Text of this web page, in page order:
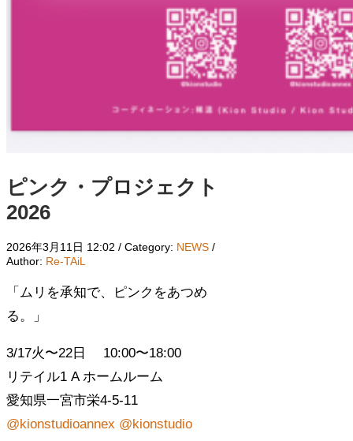
ピンク・プロジェクト
2026
2026年3月11日 12:02 / Category: NEWS /
Author: Re-TAiL
「ムリを承知で、ピンクをあつめ
る。」
3/17火〜22日 10:00〜18:00
リテイル1 A ホームルーム
愛知県一宮市栄4-5-11
@kionstudioannex @kionstudio